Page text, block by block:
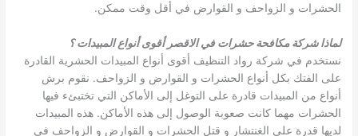
الحشرات و الزواحف و القوارض في أقل وقت ممكن.
لماذا شركة مكافحة حشرات في الاقصر أقوى أنواع المبيدات ؟
نستخدم في شركة رواد التنظيف أقوى أنواع المبيدات الحشرية القادرة
على الفتك بكل أنواع الحشرات و القوارض و الزواحف. نقوم برش
أنواع من المبيدات قادرة على التوغل إلى الأماكن التي تختبئء فيها
الحشرات مهما كانت صعوبة الوصول إلى هذه الأماكن. هذه المبيدات
لديها قدرة على الغنتشار و قتل الحشرات و القوارض و الزواحف في